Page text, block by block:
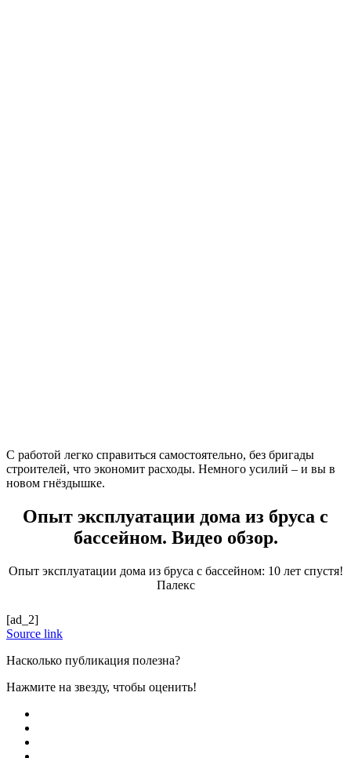
С работой легко справиться самостоятельно, без бригады
строителей, что экономит расходы. Немного усилий – и вы в
новом гнёздышке.
Опыт эксплуатации дома из бруса с
бассейном. Видео обзор.
Опыт эксплуатации дома из бруса с бассейном: 10 лет спустя!
Палекс
[ad_2]
Source link
Насколько публикация полезна?
Нажмите на звезду, чтобы оценить!